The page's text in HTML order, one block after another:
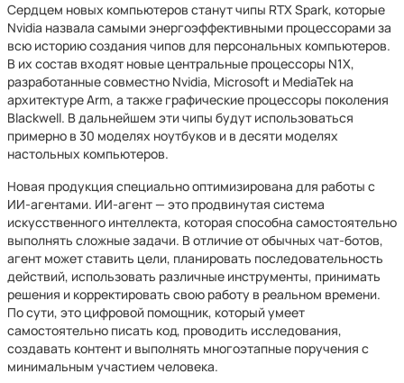
Сердцем новых компьютеров станут чипы RTX Spark, которые
Nvidia назвала самыми энергоэффективными процессорами за
всю историю создания чипов для персональных компьютеров.
В их состав входят новые центральные процессоры N1X,
разработанные совместно Nvidia, Microsoft и MediaTek на
архитектуре Arm, а также графические процессоры поколения
Blackwell. В дальнейшем эти чипы будут использоваться
примерно в 30 моделях ноутбуков и в десяти моделях
настольных компьютеров.
Новая продукция специально оптимизирована для работы с
ИИ-агентами. ИИ-агент — это продвинутая система
искусственного интеллекта, которая способна самостоятельно
выполнять сложные задачи. В отличие от обычных чат-ботов,
агент может ставить цели, планировать последовательность
действий, использовать различные инструменты, принимать
решения и корректировать свою работу в реальном времени.
По сути, это цифровой помощник, который умеет
самостоятельно писать код, проводить исследования,
создавать контент и выполнять многоэтапные поручения с
минимальным участием человека.